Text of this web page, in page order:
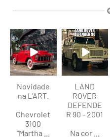
lart.br
Ago 8
Novidade
na L’ART.
Chevrolet
3100
“Martha
lart.br
Ago 8
LAND
ROVER
DEFENDE
R 90 - 2001
Na cor